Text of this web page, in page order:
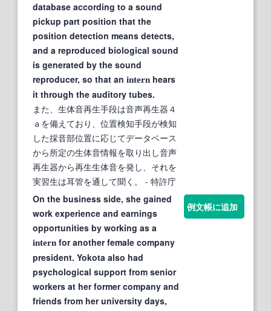
database according to a sound
pickup part position that the
position detection means detects,
and a reproduced biological sound
is generated by the sound
reproducer, so that an intern hears
it through the auditory tubes.
また、生体音再生手段は音声再生器４
ａを備えており、位置検知手段が検知
した採音部位置に応じてデータベース
から所定の生体音情報を取り出し音声
再生器から再生生体音を発し、それを
実習生は耳管を通して聞く。
- 特許庁
On the business side, she gained
work experience and earnings
opportunities by working as a
intern for another female company
president. Yokota also had
psychological support from senior
workers at her former company and
friends from her university days,
例文帳に追加